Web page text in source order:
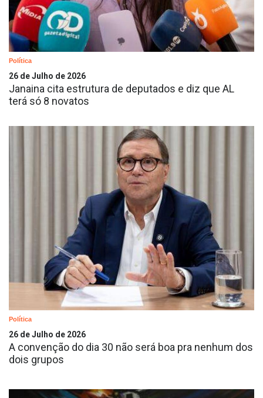
Política
26 de Julho de 2026
Janaina cita estrutura de deputados e diz que AL
terá só 8 novatos
Política
26 de Julho de 2026
A convenção do dia 30 não será boa pra nenhum dos
dois grupos